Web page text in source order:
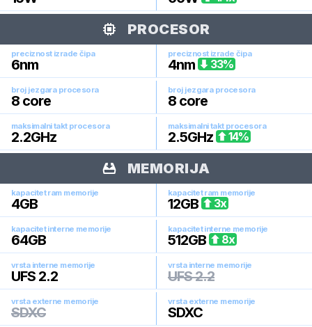
PROCESOR
preciznost izrade čipa
6nm
preciznost izrade čipa
4nm 33%
broj jezgara procesora
8 core
broj jezgara procesora
8 core
maksimalni takt procesora
2.2GHz
maksimalni takt procesora
2.5GHz 14%
MEMORIJA
kapacitet ram memorije
4GB
kapacitet ram memorije
12GB 3x
kapacitet interne memorije
64GB
kapacitet interne memorije
512GB 8x
vrsta interne memorije
UFS 2.2
vrsta interne memorije
UFS 2.2
vrsta externe memorije
SDXC
vrsta externe memorije
SDXC